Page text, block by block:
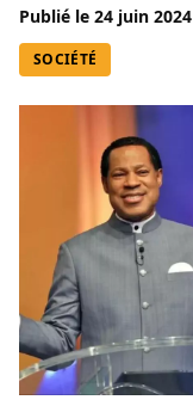
Publié le 24 juin 2024
SOCIÉTÉ